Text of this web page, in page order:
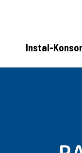
Instal-